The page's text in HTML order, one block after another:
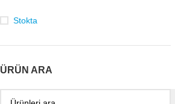
Stokta
ÜRÜN ARA